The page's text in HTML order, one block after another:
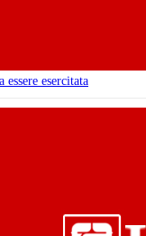
essere esercitata